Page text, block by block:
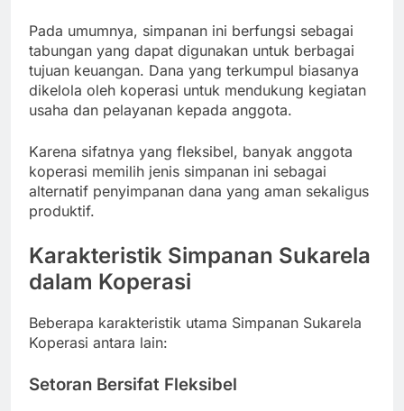
Pada umumnya, simpanan ini berfungsi sebagai
tabungan yang dapat digunakan untuk berbagai
tujuan keuangan. Dana yang terkumpul biasanya
dikelola oleh koperasi untuk mendukung kegiatan
usaha dan pelayanan kepada anggota.
Karena sifatnya yang fleksibel, banyak anggota
koperasi memilih jenis simpanan ini sebagai
alternatif penyimpanan dana yang aman sekaligus
produktif.
Karakteristik Simpanan Sukarela
dalam Koperasi
Beberapa karakteristik utama Simpanan Sukarela
Koperasi antara lain:
Setoran Bersifat Fleksibel